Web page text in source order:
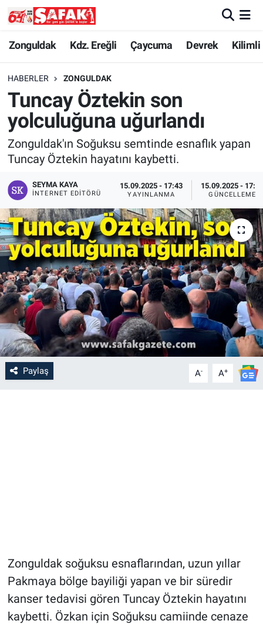
Zonguldak Kdz. Ereğli Çaycuma Devrek Kilimli
HABERLER ZONGULDAK
Tuncay Öztekin son
yolculuğuna uğurlandı
Zonguldak'ın Soğuksu semtinde esnaflık yapan
Tuncay Öztekin hayatını kaybetti.
SEYMA KAYA
İNTERNET EDITÖRÜ
15.09.2025 - 17:43
YAYINLANMA
15.09.2025 -
GÜNCELLEME
Paylaş A- A+
Zonguldak soğuksu esnaflarından, uzun yıllar
Pakmaya bölge bayiliği yapan ve bir süredir
kanser tedavisi gören Tuncay Öztekin hayatını
kaybetti. Özkan için Soğuksu camiinde cenaze
Zonguldak
Kdz. Ereğli
Çaycuma
Kilimli
Asayiş
Spor
Resmi İlan
Zonguldak Nöbetçi Eczaneler
Zonguldak Hava Durumu
Zonguldak Namaz Vakitleri
Zonguldak Trafik Yoğunluk Haritası
Süper Lig Puan Durumu ve Fikstür
Tüm Manşetler
Son Dakika Haberleri
Haber Arşivi